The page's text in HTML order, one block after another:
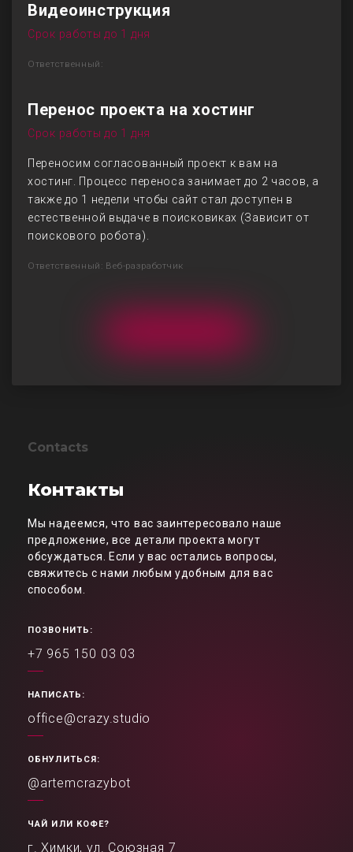
Видеоинструкция
Срок работы до 1 дня
Ответственный:
Перенос проекта на хостинг
Срок работы до 1 дня
Переносим согласованный проект к вам на
хостинг. Процесс переноса занимает до 2 часов, а
также до 1 недели чтобы сайт стал доступен в
естественной выдаче в поисковиках (Зависит от
поискового робота).
Ответственный: Веб-разработчик
Contacts
Контакты
Мы надеемся, что вас заинтересовало наше
предложение, все детали проекта могут
обсуждаться. Если у вас остались вопросы,
свяжитесь с нами любым удобным для вас
способом.
ПОЗВОНИТЬ:
+7 965 150 03 03
НАПИСАТЬ:
office@crazy.studio
ОБНУЛИТЬСЯ:
@artemcrazybot
ЧАЙ ИЛИ КОФЕ?
г. Химки, ул. Союзная 7